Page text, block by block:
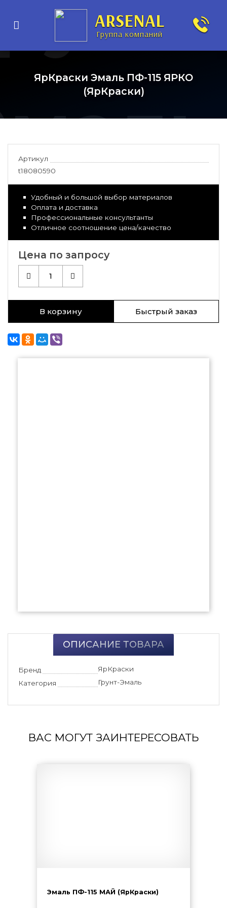
ARSENAL
Группа компаний
ЯрКраски Эмаль ПФ-115 ЯРКО
(ЯрКраски)
Артикул
t18080590
Удобный и большой выбор материалов
Оплата и доставка
Профессиональные консультанты
Отличное соотношение цена/качество
Цена по запросу
1
В корзину Быстрый заказ
ОПИСАНИЕ ТОВАРА
Бренд
ЯрКраски
Категория
Грунт-Эмаль
ВАС МОГУТ ЗАИНТЕРЕСОВАТЬ
Эмаль ПФ-115 МАЙ (ЯрКраски)